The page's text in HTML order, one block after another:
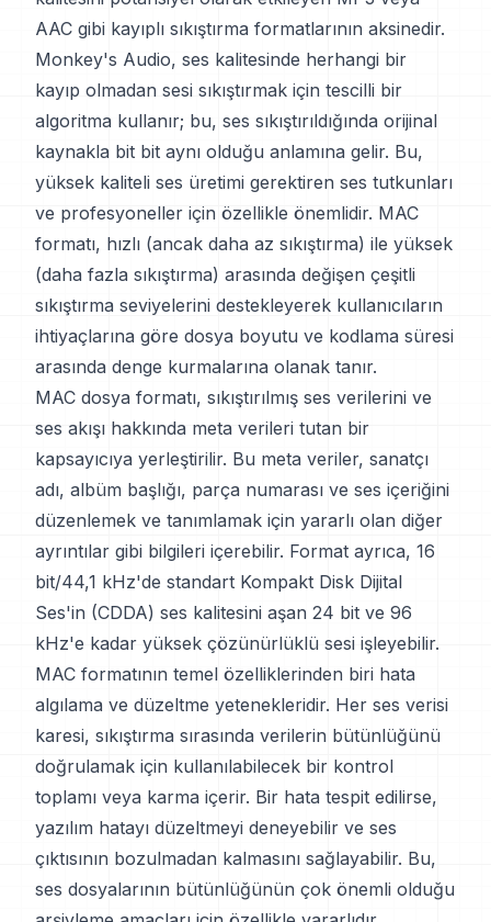
AAC gibi kayıplı sıkıştırma formatlarının aksinedir.
Monkey's Audio, ses kalitesinde herhangi bir
kayıp olmadan sesi sıkıştırmak için tescilli bir
algoritma kullanır; bu, ses sıkıştırıldığında orijinal
kaynakla bit bit aynı olduğu anlamına gelir. Bu,
yüksek kaliteli ses üretimi gerektiren ses tutkunları
ve profesyoneller için özellikle önemlidir. MAC
formatı, hızlı (ancak daha az sıkıştırma) ile yüksek
(daha fazla sıkıştırma) arasında değişen çeşitli
sıkıştırma seviyelerini destekleyerek kullanıcıların
ihtiyaçlarına göre dosya boyutu ve kodlama süresi
arasında denge kurmalarına olanak tanır.
MAC dosya formatı, sıkıştırılmış ses verilerini ve
ses akışı hakkında meta verileri tutan bir
kapsayıcıya yerleştirilir. Bu meta veriler, sanatçı
adı, albüm başlığı, parça numarası ve ses içeriğini
düzenlemek ve tanımlamak için yararlı olan diğer
ayrıntılar gibi bilgileri içerebilir. Format ayrıca, 16
bit/44,1 kHz'de standart Kompakt Disk Dijital
Ses'in (CDDA) ses kalitesini aşan 24 bit ve 96
kHz'e kadar yüksek çözünürlüklü sesi işleyebilir.
MAC formatının temel özelliklerinden biri hata
algılama ve düzeltme yetenekleridir. Her ses verisi
karesi, sıkıştırma sırasında verilerin bütünlüğünü
doğrulamak için kullanılabilecek bir kontrol
toplamı veya karma içerir. Bir hata tespit edilirse,
yazılım hatayı düzeltmeyi deneyebilir ve ses
çıktısının bozulmadan kalmasını sağlayabilir. Bu,
ses dosyalarının bütünlüğünün çok önemli olduğu